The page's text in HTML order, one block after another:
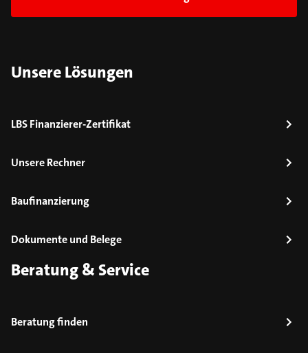
Unsere Lösungen
LBS Finanzierer-Zertifikat
Unsere Rechner
Baufinanzierung
Dokumente und Belege
Beratung & Service
Beratung finden